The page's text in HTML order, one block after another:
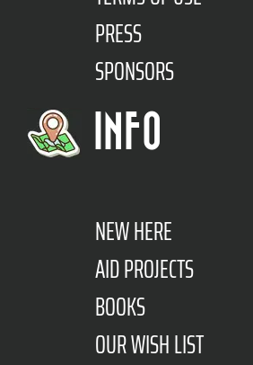
PRESS
SPONSORS
INFO
NEW HERE
AID PROJECTS
BOOKS
OUR WISH LIST